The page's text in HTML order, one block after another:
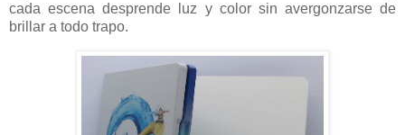
cada escena desprende luz y color sin avergonzarse de
brillar a todo trapo.